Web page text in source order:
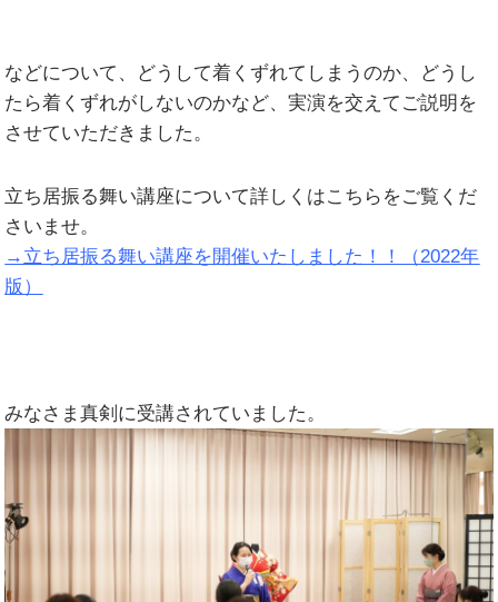
などについて、どうして着くずれてしまうのか、どうし
たら着くずれがしないのかなど、実演を交えてご説明を
させていただきました。
立ち居振る舞い講座について詳しくはこちらをご覧くだ
さいませ。
→立ち居振る舞い講座を開催いたしました！！（2022年
版）
みなさま真剣に受講されていました。